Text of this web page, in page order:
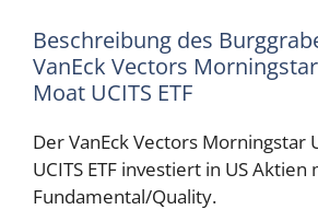
Beschreibung des
VanEck Vectors
Moat UCITS ETF
Der VanEck Vectors Morningstar
UCITS ETF investiert in US Aktien
Fundamental/Quality.